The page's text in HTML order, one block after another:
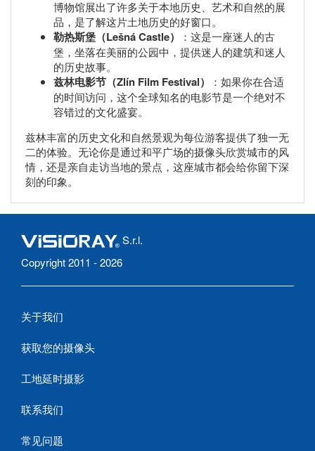
博物馆展出了许多关于本地历史、艺术和自然的展
品，是了解这片土地历史的好窗口。
勒热斯堡（Lešná Castle）
：这是一座迷人的古
堡，坐落在美丽的公园中，提供迷人的建筑和迷人
的历史故事。
兹林电影节（Zlín Film Festival）
：如果你在合适
的时间访问，这个全球知名的电影节是一个绝对不
容错过的文化盛宴。
兹林丰富的历史文化和自然景观为每位游客提供了独一无
二的体验。无论你是通过和平广场的摄像头欣赏城市的风
情，还是亲自走访当地的景点，这座城市都会给你留下深
刻的印象。
S.r.l.
Copyright 2011 - 2026
关于我们
获取您的摄像头
工地延时摄影
联系我们
常见问题